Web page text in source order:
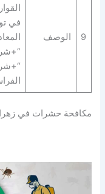
9 الوصف
في
مكافحة حشرات في